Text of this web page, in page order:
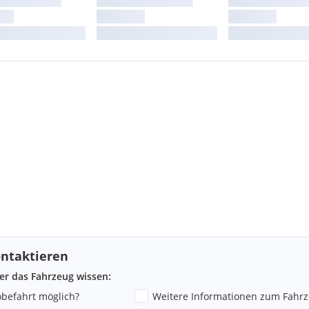
das Fahrzeug wissen:
möglich?
Weitere Informationen zum